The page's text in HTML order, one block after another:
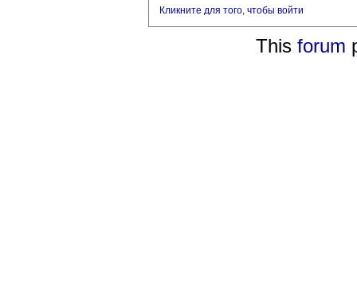
Кликните для того, чтобы войти
This forum